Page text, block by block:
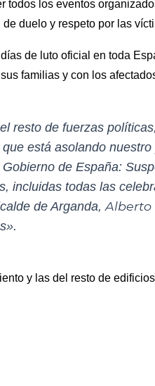
todos los eventos
duelo y respeto por las
de luto oficial en toda
familias y con los
resto de fuerzas
está asolando
de España:
incluidas todas las
de Arganda,Alberto
y las del resto de